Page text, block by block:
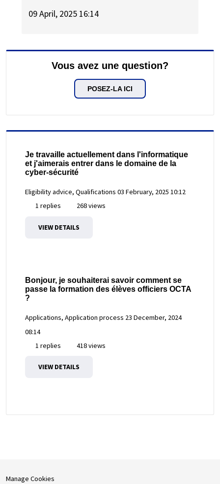
09 April, 2025 16:14
Vous avez une question?
POSEZ-LA ICI
Je travaille actuellement dans l'informatique
et j'aimerais entrer dans le domaine de la
cyber-sécurité
Eligibility advice, Qualifications 03 February, 2025 10:12
1 replies
268 views
VIEW DETAILS
Bonjour, je souhaiterai savoir comment se
passe la formation des élèves officiers OCTA
?
Applications, Application process 23 December, 2024
08:14
1 replies
418 views
VIEW DETAILS
Manage Cookies